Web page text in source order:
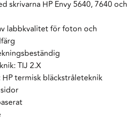
skrivarna HP Envy 5640, 7640 och
labbkvalitet för foton och
TIJ 2.X
termisk bläckstråleteknik